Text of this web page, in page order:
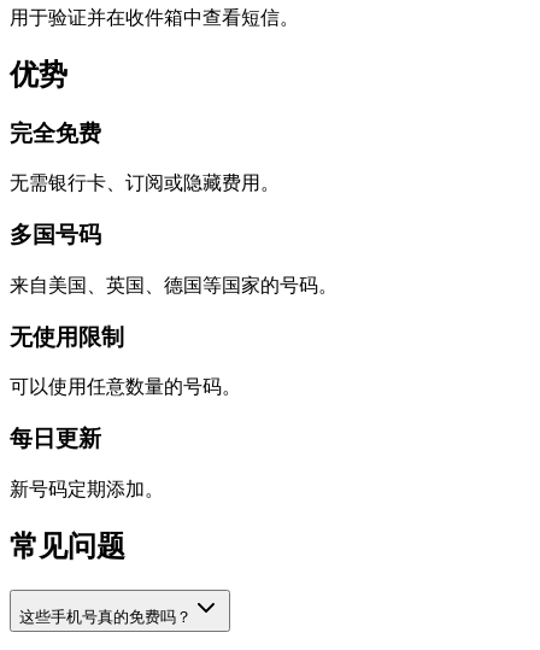
用于验证并在收件箱中查看短信。
优势
完全免费
无需银行卡、订阅或隐藏费用。
多国号码
来自美国、英国、德国等国家的号码。
无使用限制
可以使用任意数量的号码。
每日更新
新号码定期添加。
常见问题
这些手机号真的免费吗？